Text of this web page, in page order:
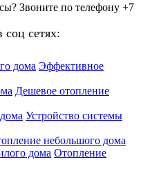
Звоните по телефону +7
соц сетях:
Эффективное
Дешевое отопление
Устройство системы
небольшого дома
Отопление